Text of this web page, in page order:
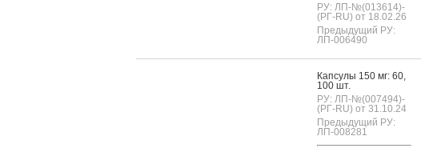
РУ: ЛП-№(013614)-
(РГ-RU) от 18.02.26
Предыдущий РУ:
ЛП-006490
Кап­су­лы 150 мг: 60,
100 шт.
РУ: ЛП-№(007494)-
(РГ-RU) от 31.10.24
Предыдущий РУ:
ЛП-008281